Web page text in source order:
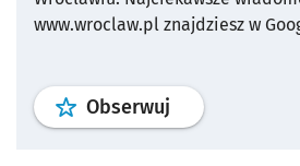
www.wroclaw.pl znajdziesz w
Obserwuj profil